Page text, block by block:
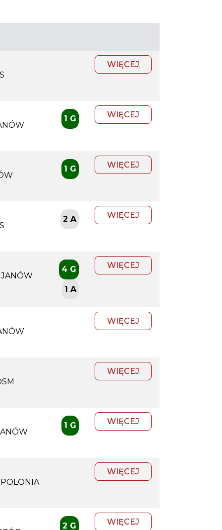
WIĘCEJ
1 G WIĘCEJ
1 G WIĘCEJ
2 A WIĘCEJ
4 G
1 A
WIĘCEJ
WIĘCEJ
WIĘCEJ
1 G WIĘCEJ
POLONIA
WIĘCEJ
2 G WIĘCEJ